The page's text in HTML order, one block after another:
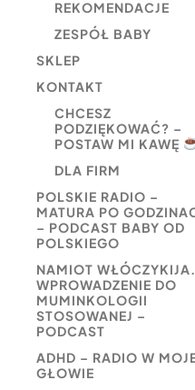
REKOMENDACJE
ZESPÓŁ BABY
SKLEP
KONTAKT
CHCESZ
PODZIĘKOWAĆ? –
POSTAW MI KAWĘ
DLA FIRM
POLSKIE RADIO –
MATURA PO
– PODCAST BABY OD
POLSKIEGO
NAMIOT WŁÓCZYKIJA.
WPROWADZENIE DO
MUMINKOLOGII
STOSOWANEJ –
PODCAST
ADHD – RADIO W
GŁOWIE